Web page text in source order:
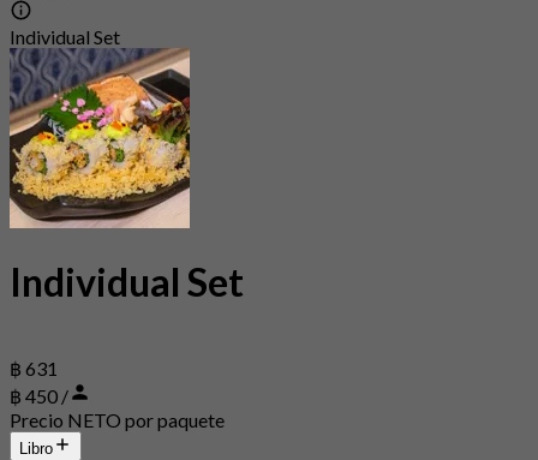
Individual Set
Individual Set
฿ 631
฿ 450 /
Precio NETO por paquete
Libro